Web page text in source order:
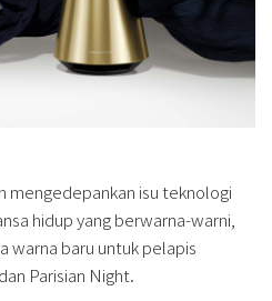
mengedepankan isu teknologi
hidup yang berwarna-warni,
warna baru untuk pelapis
Parisian Night.